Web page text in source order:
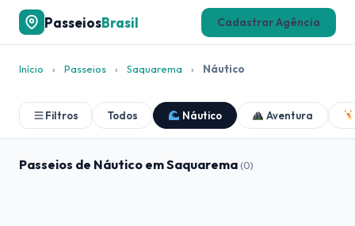
PasseiosBrasil Cadastrar Agência
Início › Passeios › Saquarema › Náutico
Filtros Todos Náutico Aventura
Passeios de Náutico em Saquarema(0)